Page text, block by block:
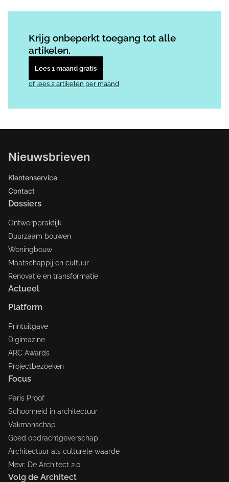
Krijg onbeperkt toegang tot alle
artikelen.
Lees 1 maand gratis
of lees 2 artikelen per maand
Nieuwsbrieven
Klantenservice
Contact
Dossiers
Ontwerppraktijk
Duurzaam bouwen
Woningbouw
Maatschappij en cultuur
Renovatie en transformatie
Actueel
Platform
Printuitgave
Digimazine
ARC Awards
Projectbezoeken
Focus
Paris Proof
Schoonheid in architectuur
Vakmanschap
Goed opdrachtgeverschap
Architectuur als culturele waarde
Mevr. De Architect 2.0
Volg de Architect